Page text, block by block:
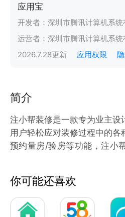
应用宝
开发者： 深圳市腾讯计算机系统
运营者： 深圳市腾讯计算机系统
2026.7.28更新 应用权限
简介
注小帮装修是一款专为业主设
用户轻松应对装修过程中的各
预约量房/验房等功能，注小
1.装修锦囊：全方位装修指南
注小帮装修的“装修锦囊”功
识和实用建议。用户可以在这
你可能还喜欢